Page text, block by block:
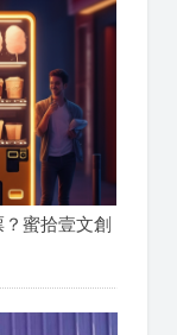
蜜拾壹文創